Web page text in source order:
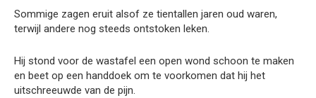
Sommige zagen eruit alsof ze tientallen jaren oud waren,
terwijl andere nog steeds ontstoken leken.
Hij stond voor de wastafel een open wond schoon te maken
en beet op een handdoek om te voorkomen dat hij het
uitschreeuwde van de pijn.